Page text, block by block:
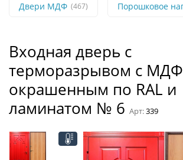
Двери МДФ (467) Порошковое
Входная дверь с
терморазрывом с МДФ
окрашенным по RAL и
ламинатом № 6 Арт:339